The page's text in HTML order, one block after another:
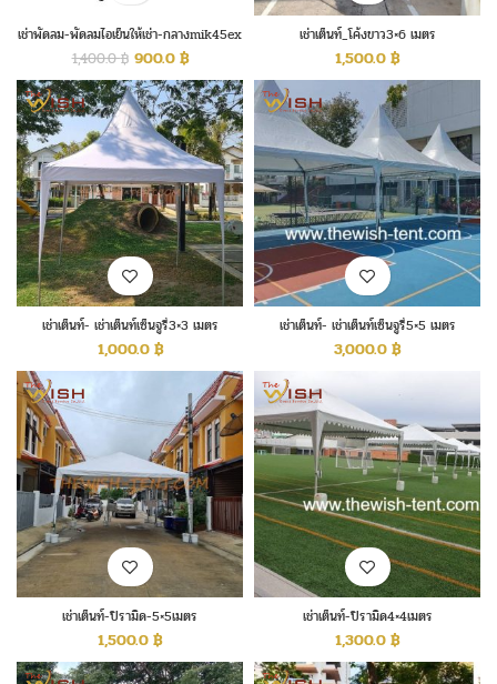
เช่าพัดลม-พัดลมไอเย็นให้เช่า-กลางmik45ex
1,400.0฿ 900.0฿
เช่าเต็นท์_โค้งขาว3×6 เมตร
1,500.0฿
เช่าเต็นท์- เช่าเต็นท์เซ็นจูรี่3×3 เมตร
1,000.0฿
เช่าเต็นท์- เช่าเต็นท์เซ็นจูรี่5×5 เมตร
3,000.0฿
เช่าเต็นท์-ปิรามิด-5×5เมตร
1,500.0฿
เช่าเต็นท์-ปิรามิด4×4เมตร
1,300.0฿